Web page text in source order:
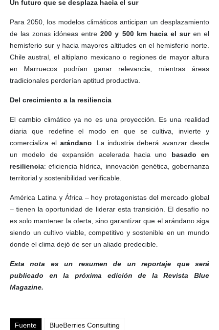
Un futuro que se desplaza hacia el sur
Para 2050, los modelos climáticos anticipan un desplazamiento
de las zonas idóneas entre 200 y 500 km hacia el suren el
hemisferio sur y hacia mayores altitudes en el hemisferio norte.
Chile austral, el altiplano mexicano o regiones de mayor altura
en Marruecos podrían ganar relevancia, mientras áreas
tradicionales perderían aptitud productiva.
Del crecimiento a la resiliencia
El cambio climático ya no es una proyección. Es una realidad
diaria que redefine el modo en que se cultiva, invierte y
comercializa el arándano . La industria deberá avanzar desde
un modelo de expansión acelerada hacia uno basado en
resiliencia: eficiencia hídrica, innovación genética, gobernanza
territorial y sostenibilidad verificable.
América Latina y África – hoy protagonistas del mercado global
– tienen la oportunidad de liderar esta transición. El desafío no
es solo mantener la oferta, sino garantizar que el arándano siga
siendo un cultivo viable, competitivo y sostenible en un mundo
donde el clima dejó de ser un aliado predecible.
Esta nota es un resumen de un reportaje que será
publicado en la próxima edición de la Revista Blue
Magazine.
Fuente BlueBerries Consulting